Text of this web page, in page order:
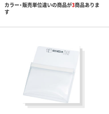
カラー・販売単位違いの商品が3商品ありま
す